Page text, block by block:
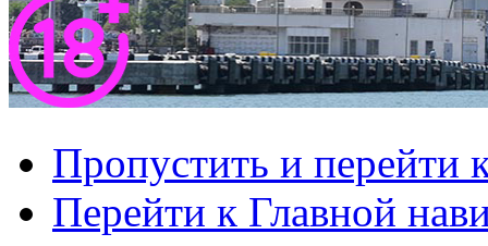
Пропустить и перейти
Перейти к Главной